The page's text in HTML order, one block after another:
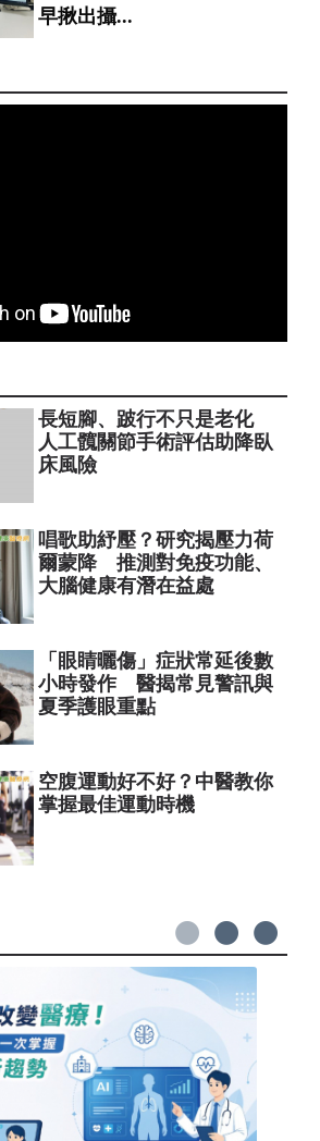
早揪出攝...
長短腳、跛行不只是老化
人工髖關節手術評估助降臥
床風險
唱歌助紓壓？研究揭壓力荷
爾蒙降 推測對免疫功能、
大腦健康有潛在益處
「眼睛曬傷」症狀常延後數
小時發作 醫揭常見警訊與
夏季護眼重點
空腹運動好不好？中醫教你
掌握最佳運動時機